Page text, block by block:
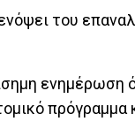
του
ενημέρωση
πρόγραμμα